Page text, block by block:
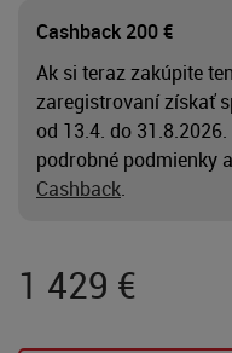
Cashback 200 €
Ak si teraz zakúpite
zaregistrovaní získať
od 13.4. do
podrobné podmienky
Cashback.
1 429 €